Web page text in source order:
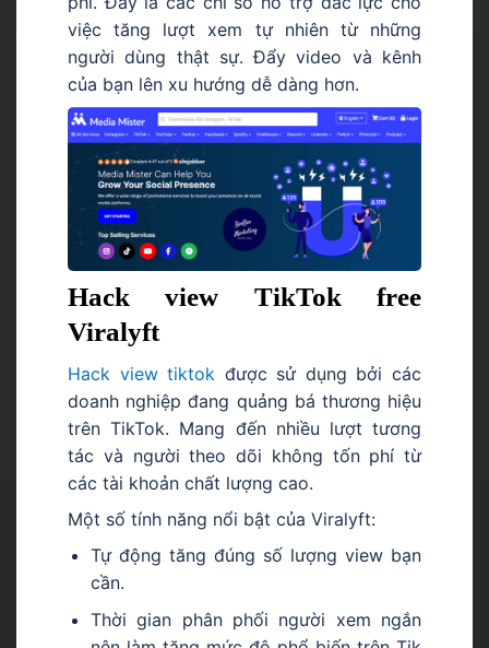
việc tăng lượt xem tự nhiên từ những
người dùng thật sự. Đẩy video và kênh
của bạn lên xu hướng dễ dàng hơn.
Hack view TikTok free
Viralyft
Hack view tiktok được sử dụng bởi các
doanh nghiệp đang quảng bá thương hiệu
trên TikTok. Mang đến nhiều lượt tương
tác và người theo dõi không tốn phí từ
các tài khoản chất lượng cao.
Một số tính năng nổi bật của Viralyft:
Tự động tăng đúng số lượng view bạn
cần.
Thời gian phân phối người xem ngắn